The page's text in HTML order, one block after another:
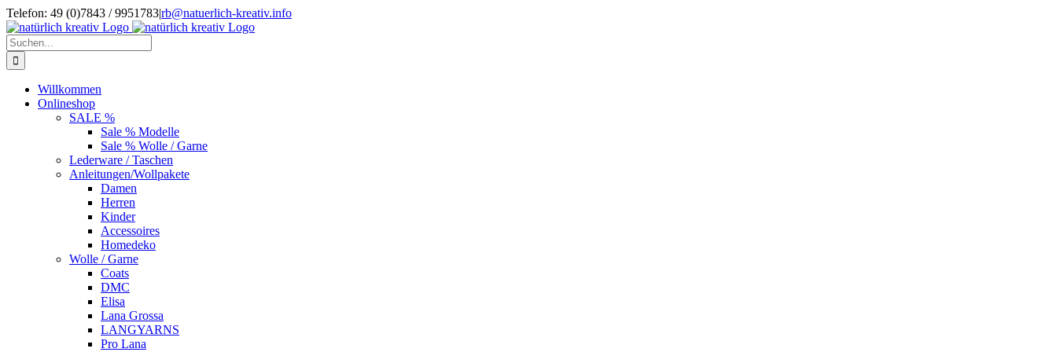
Zum
Inhalt
springen
Telefon: 49 (0)7843 / 9951783|rb@natuerlich-kreativ.info
Suche
nach:
Willkommen
Onlineshop
SALE %
Sale % Modelle
Sale % Wolle / Garne
Lederware / Taschen
Anleitungen/Wollpakete
Damen
Herren
Kinder
Accessoires
Homedeko
Wolle / Garne
Coats
DMC
Elisa
Lana Grossa
LANGYARNS
Pro Lana